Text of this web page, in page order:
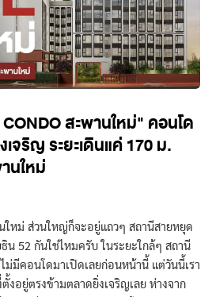
สะพานใหม่" คอนโด
จริญ ระยะเดินแค่ 170 ม.
นใหม่
ใหม่ ส่วนใหญ่ก็จะอยู่แถวๆ สถานีสายหยุด
น 52 กันใช่ไหมครับ ในระยะใกล้ๆ สถานี
ม่มีคอนโดมาเปิดเลยก่อนหน้านี้ แต่วันนี้เรา
งอยู่ตรงข้ามตลาดยิ่งเจริญเลย ห่างจาก